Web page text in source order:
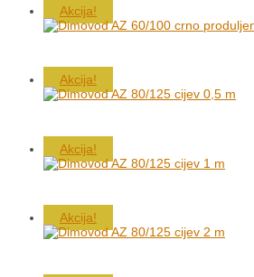
Akcija!
Akcija!
Akcija!
Akcija!